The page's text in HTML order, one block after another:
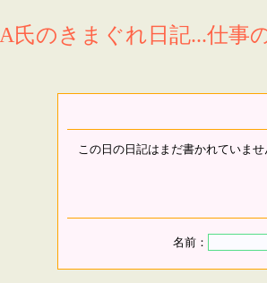
A氏のきまぐれ日記...仕事
この日の日記はまだ書かれていませ
名前：